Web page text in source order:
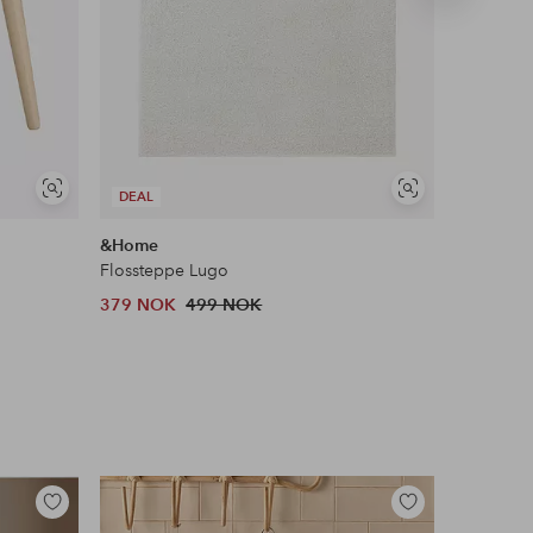
Vis
DEAL
Vis
&Home
Flossteppe Lugo
379 NOK 499 NOK
Legg
Legg